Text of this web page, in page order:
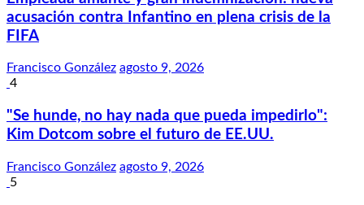
acusación contra Infantino en plena crisis de la
FIFA
Francisco González agosto 9, 2026
4
"Se hunde, no hay nada que pueda impedirlo":
Kim Dotcom sobre el futuro de EE.UU.
Francisco González agosto 9, 2026
5